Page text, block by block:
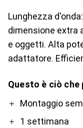
Lunghezza
dimensione extra
e oggetti. Alta
adattatore.
Questo è ciò
ProMontaggio
1 settimana